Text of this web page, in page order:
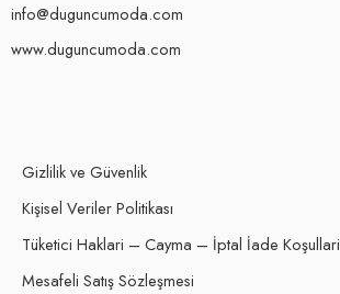
info@duguncumoda.com
www.duguncumoda.com
Gizlilik ve Güvenlik
Kişisel Veriler Politikası
Tüketici Haklari – Cayma – İptal İade Koşullari
Mesafeli Satış Sözleşmesi